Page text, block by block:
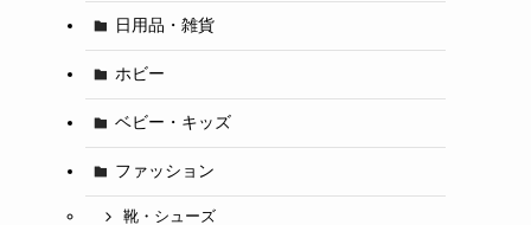
日用品・雑貨
ホビー
ベビー・キッズ
ファッション
靴・シューズ